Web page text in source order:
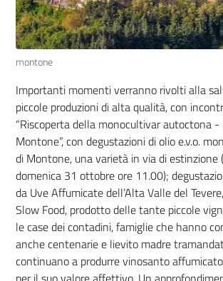
montone
Importanti momenti verranno rivolti alla
piccole produzioni di alta qualità, con
“Riscoperta della monocultivar autoctona -
Montone”, con degustazioni di olio e.v.o.
di Montone, una varietà in via di estinzione
domenica 31 ottobre ore 11.00);
da Uve Affumicate dell’Alta Valle del
Slow Food, prodotto delle tante piccole
le case dei contadini, famiglie che hanno
anche centenarie e lievito madre
continuano a produrre vinosanto